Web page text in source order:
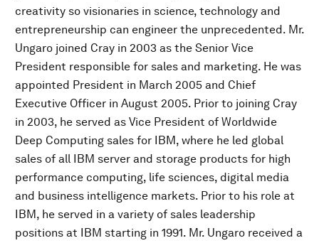
creativity so visionaries in science, technology and
entrepreneurship can engineer the unprecedented. Mr.
Ungaro joined Cray in 2003 as the Senior Vice
President responsible for sales and marketing. He was
appointed President in March 2005 and Chief
Executive Officer in August 2005. Prior to joining Cray
in 2003, he served as Vice President of Worldwide
Deep Computing sales for IBM, where he led global
sales of all IBM server and storage products for high
performance computing, life sciences, digital media
and business intelligence markets. Prior to his role at
IBM, he served in a variety of sales leadership
positions at IBM starting in 1991. Mr. Ungaro received a